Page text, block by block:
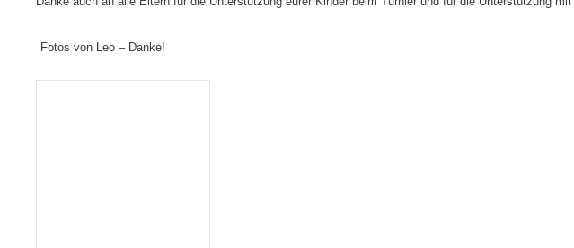
Fotos von Leo – Danke!